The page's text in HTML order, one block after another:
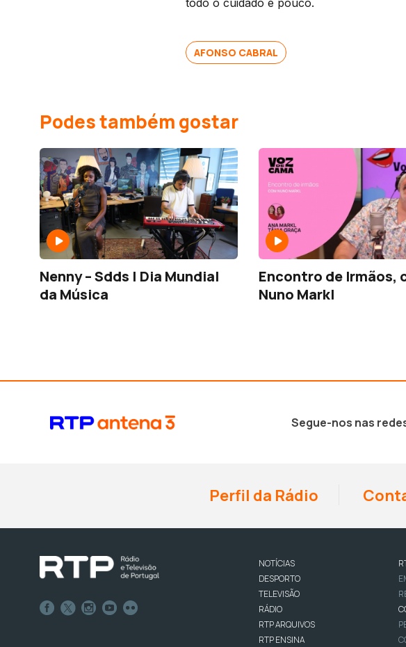
AFONSO CABRAL
Podes também gostar
Nenny – Sdds | Dia Mundial
da Música
Encontro de Irmãos,
Nuno Markl
Segue-nos nas
Perfil da Rádio
NOTÍCIAS
DESPORTO
TELEVISÃO
RÁDIO
RTP ARQUIVOS
RTP ENSINA